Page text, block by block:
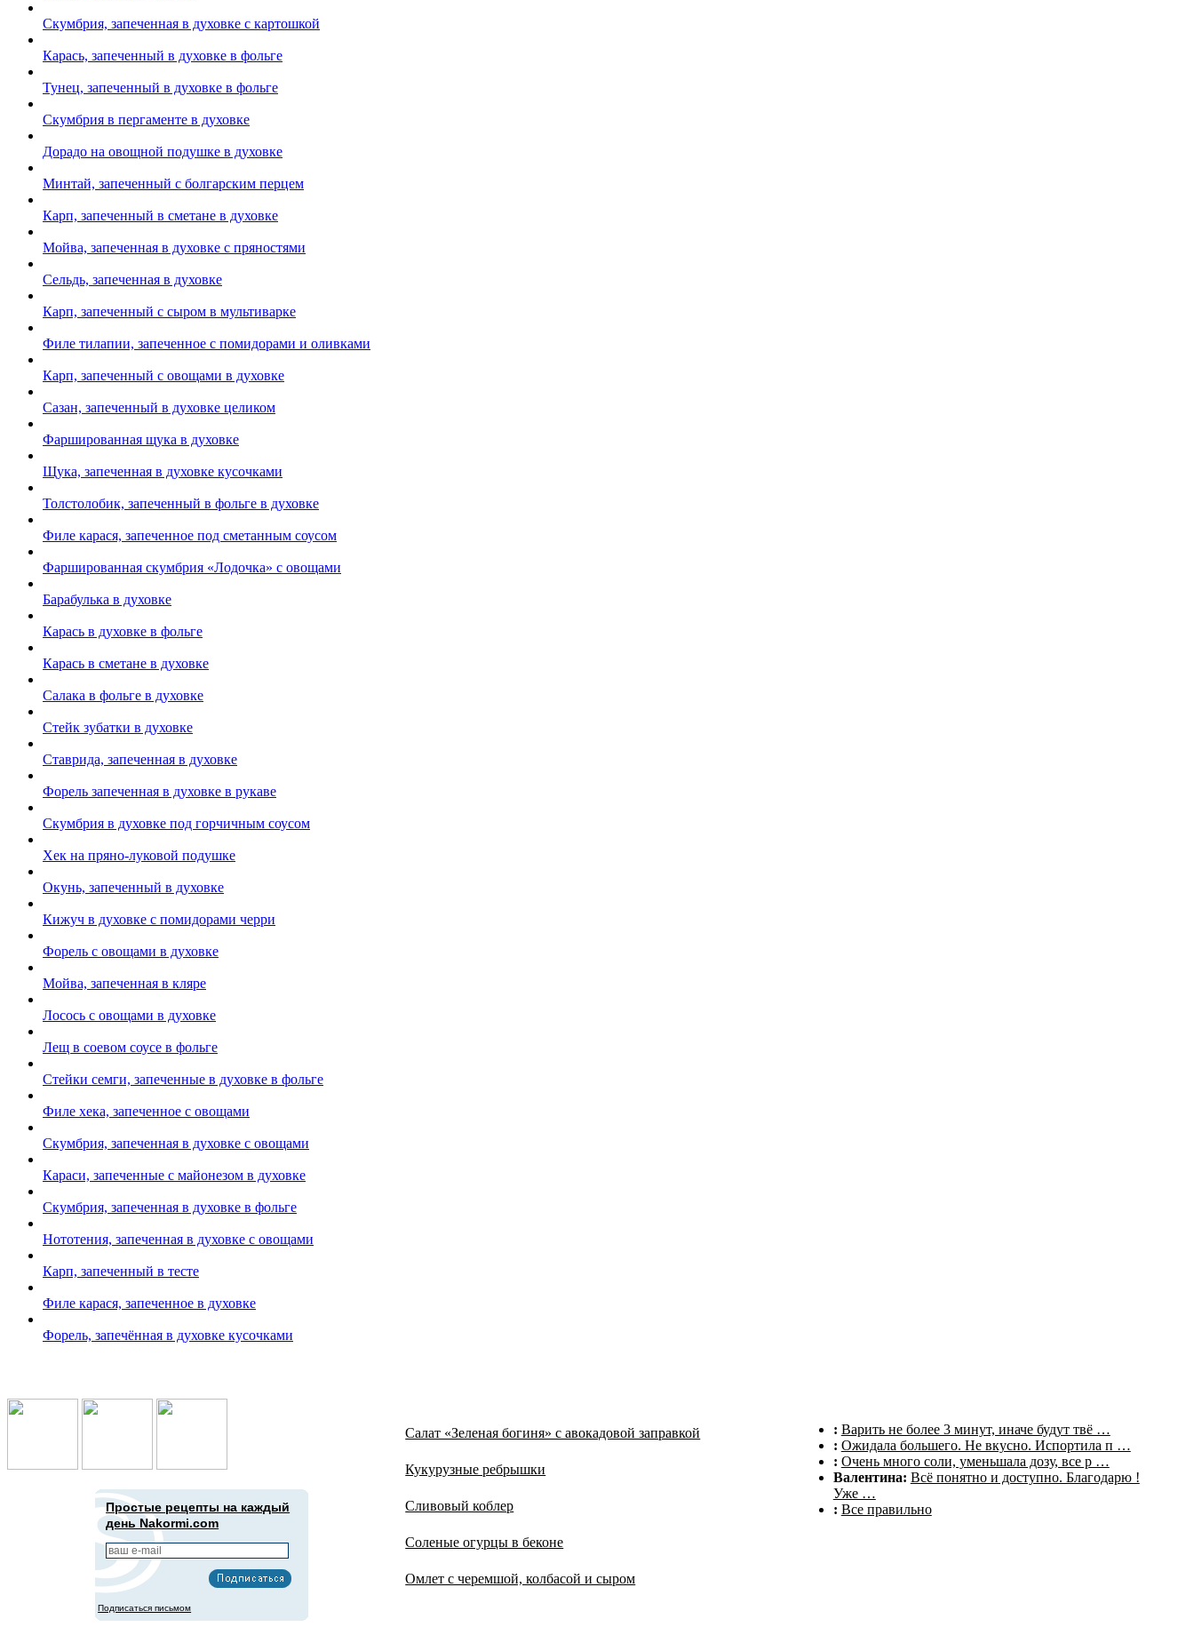
Скумбрия, запеченная в духовке с картошкой
Карась, запеченный в духовке в фольге
Тунец, запеченный в духовке в фольге
Скумбрия в пергаменте в духовке
Дорадо на овощной подушке в духовке
Минтай, запеченный с болгарским перцем
Карп, запеченный в сметане в духовке
Мойва, запеченная в духовке с пряностями
Сельдь, запеченная в духовке
Карп, запеченный с сыром в мультиварке
Филе тилапии, запеченное с помидорами и оливками
Карп, запеченный с овощами в духовке
Сазан, запеченный в духовке целиком
Фаршированная щука в духовке
Щука, запеченная в духовке кусочками
Толстолобик, запеченный в фольге в духовке
Филе карася, запеченное под сметанным соусом
Фаршированная скумбрия «Лодочка» с овощами
Барабулька в духовке
Карась в духовке в фольге
Карась в сметане в духовке
Салака в фольге в духовке
Стейк зубатки в духовке
Ставрида, запеченная в духовке
Форель запеченная в духовке в рукаве
Скумбрия в духовке под горчичным соусом
Хек на пряно-луковой подушке
Окунь, запеченный в духовке
Кижуч в духовке с помидорами черри
Форель с овощами в духовке
Мойва, запеченная в кляре
Лосось с овощами в духовке
Лещ в соевом соусе в фольге
Стейки семги, запеченные в духовке в фольге
Филе хека, запеченное с овощами
Скумбрия, запеченная в духовке с овощами
Караси, запеченные с майонезом в духовке
Скумбрия, запеченная в духовке в фольге
Нототения, запеченная в духовке с овощами
Карп, запеченный в тесте
Филе карася, запеченное в духовке
Форель, запечённая в духовке кусочками
Простые рецепты на каждый
день Nakormi.com
Подписаться письмом
Салат «Зеленая богиня» с авокадовой заправкой
Кукурузные ребрышки
Сливовый коблер
Соленые огурцы в беконе
Омлет с черемшой, колбасой и сыром
: Варить не более 3 минут, иначе будут твё …
: Ожидала большего. Не вкусно. Испортила п …
: Очень много соли, уменьшала дозу, все р …
Валентина: Всё понятно и доступно. Благодарю !
Уже …
: Все правильно